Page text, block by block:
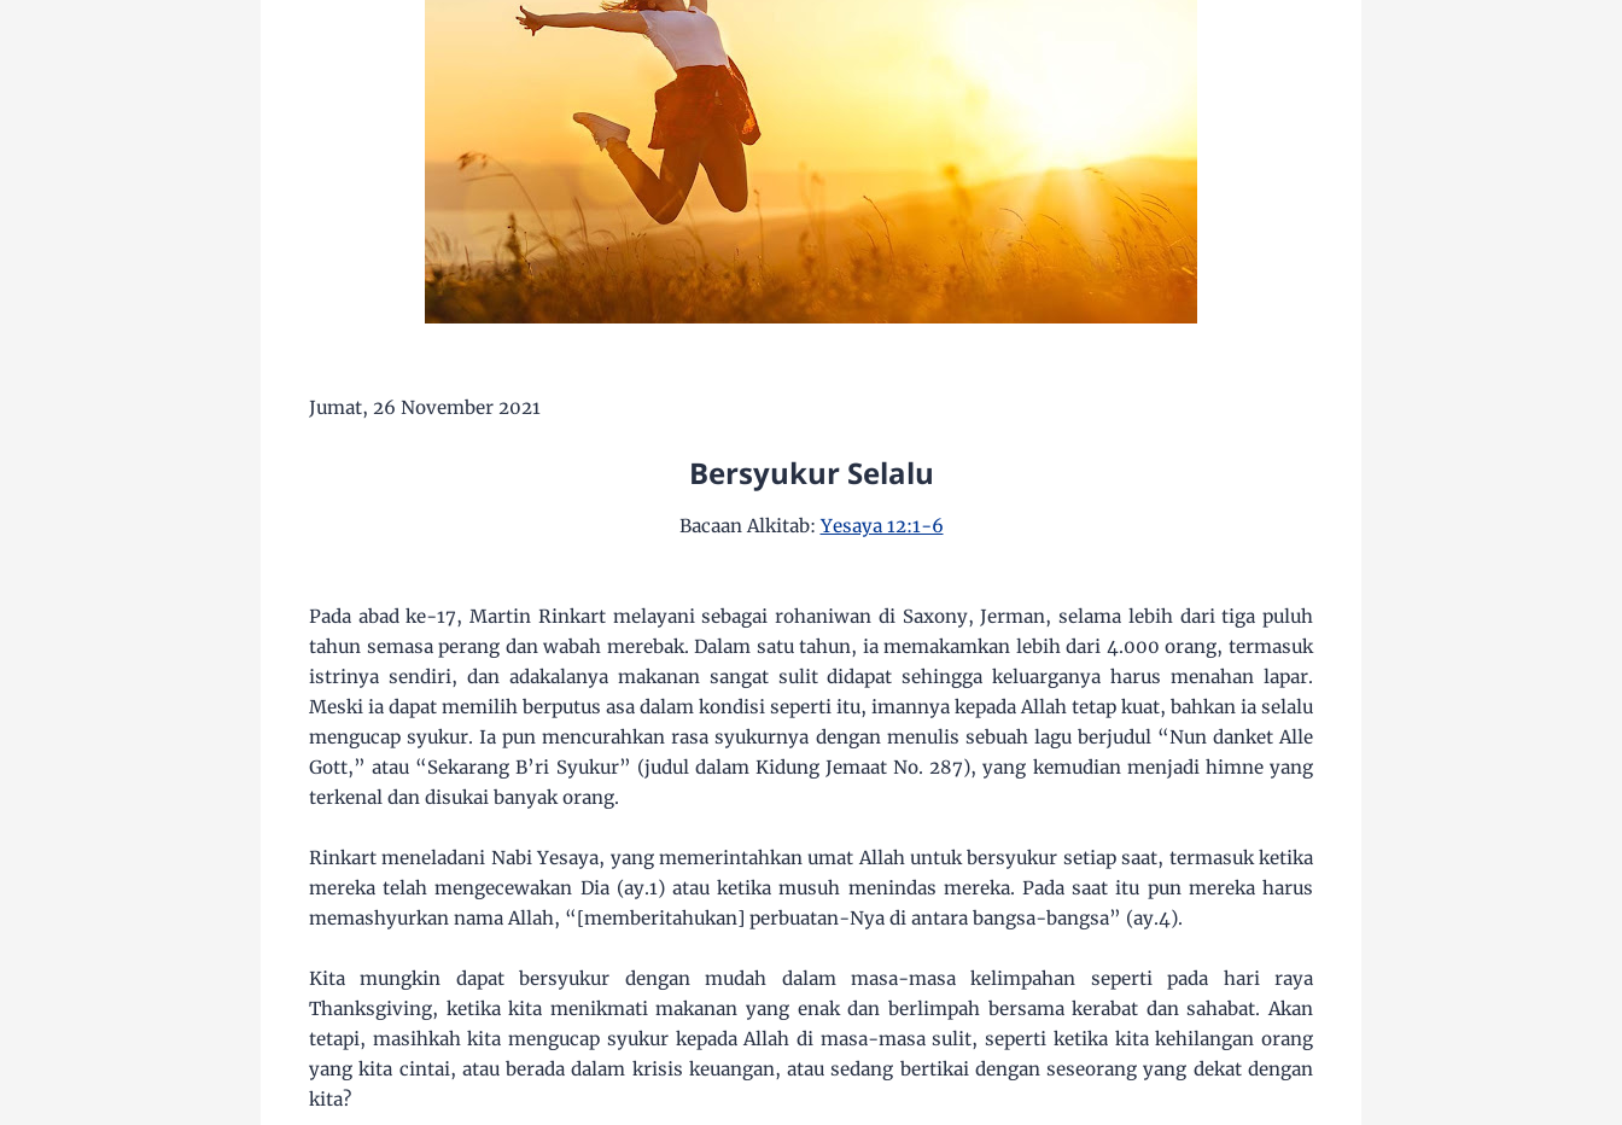
Jumat, 26 November 2021
Bersyukur Selalu
Bacaan Alkitab:Yesaya 12:1-6
Pada abad ke-17, Martin Rinkart melayani sebagai rohaniwan di Saxony, Jerman, selama lebih dari tiga puluh
tahun semasa perang dan wabah merebak. Dalam satu tahun, ia memakamkan lebih dari 4.000 orang, termasuk
istrinya sendiri, dan adakalanya makanan sangat sulit didapat sehingga keluarganya harus menahan lapar.
Meski ia dapat memilih berputus asa dalam kondisi seperti itu, imannya kepada Allah tetap kuat, bahkan ia selalu
mengucap syukur. Ia pun mencurahkan rasa syukurnya dengan menulis sebuah lagu berjudul “Nun danket Alle
Gott,” atau “Sekarang B’ri Syukur” (judul dalam Kidung Jemaat No. 287), yang kemudian menjadi himne yang
terkenal dan disukai banyak orang.
Rinkart meneladani Nabi Yesaya, yang memerintahkan umat Allah untuk bersyukur setiap saat, termasuk ketika
mereka telah mengecewakan Dia (ay.1) atau ketika musuh menindas mereka. Pada saat itu pun mereka harus
memashyurkan nama Allah, “[memberitahukan] perbuatan-Nya di antara bangsa-bangsa” (ay.4).
Kita mungkin dapat bersyukur dengan mudah dalam masa-masa kelimpahan seperti pada hari raya
Thanksgiving, ketika kita menikmati makanan yang enak dan berlimpah bersama kerabat dan sahabat. Akan
tetapi, masihkah kita mengucap syukur kepada Allah di masa-masa sulit, seperti ketika kita kehilangan orang
yang kita cintai, atau berada dalam krisis keuangan, atau sedang bertikai dengan seseorang yang dekat dengan
kita?